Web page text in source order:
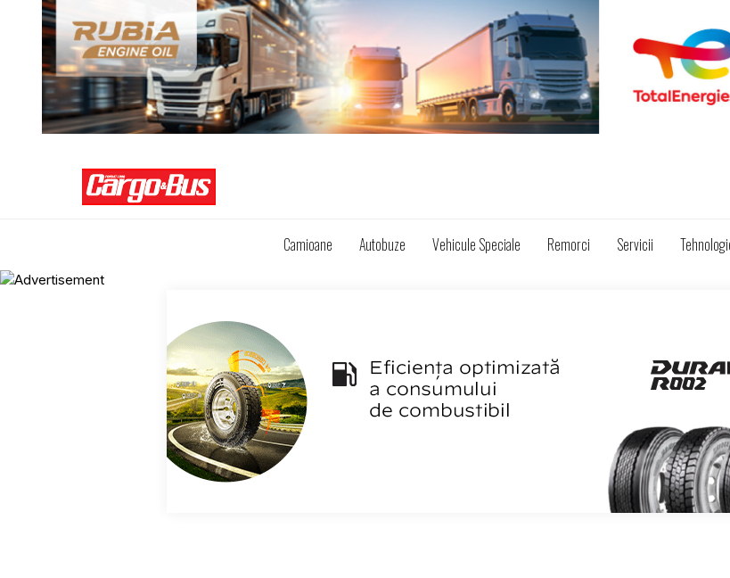
Camioane Autobuze Vehicule Speciale Remorci Servicii